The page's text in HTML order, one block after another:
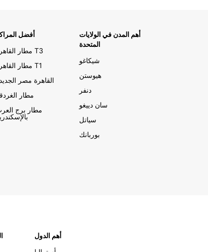
أفضل
مطار القاهرة T3
مطار القاهرة T1
القاهرة مصر
مطار
مطار برج
أهم المدن في الولايات
المتحدة
شيكاغو
هيوستن
دنفر
سان دييغو
سياتل
بوربانك
أهم الدول